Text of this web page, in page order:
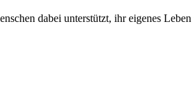
dabei unterstützt, ihr eigenes